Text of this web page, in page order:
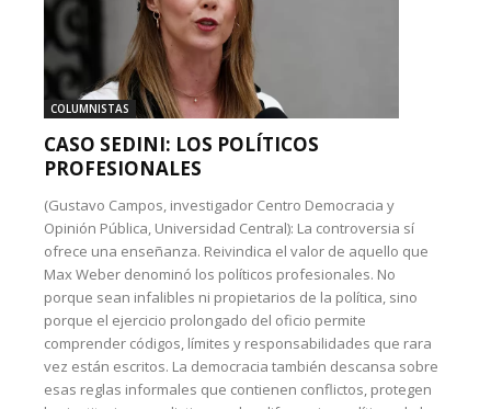
COLUMNISTAS
CASO SEDINI: LOS POLÍTICOS
PROFESIONALES
(Gustavo Campos, investigador Centro Democracia y
Opinión Pública, Universidad Central): La controversia sí
ofrece una enseñanza. Reivindica el valor de aquello que
Max Weber denominó los políticos profesionales. No
porque sean infalibles ni propietarios de la política, sino
porque el ejercicio prolongado del oficio permite
comprender códigos, límites y responsabilidades que rara
vez están escritos. La democracia también descansa sobre
esas reglas informales que contienen conflictos, protegen